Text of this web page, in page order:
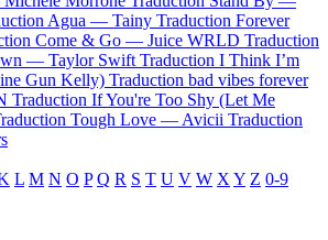
Agua — Tainy Traduction Forever
Come & Go — Juice WRLD Traduction
— Taylor Swift Traduction I Think I’m
Gun Kelly) Traduction bad vibes forever
Traduction If You're Too Shy (Let Me
Tough Love — Avicii Traduction
L M N O P Q R S T U V W X Y Z 0-9